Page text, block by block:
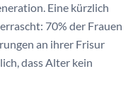
Eine kürzlich
70% der Frauen
an ihrer Frisur
dass Alter kein